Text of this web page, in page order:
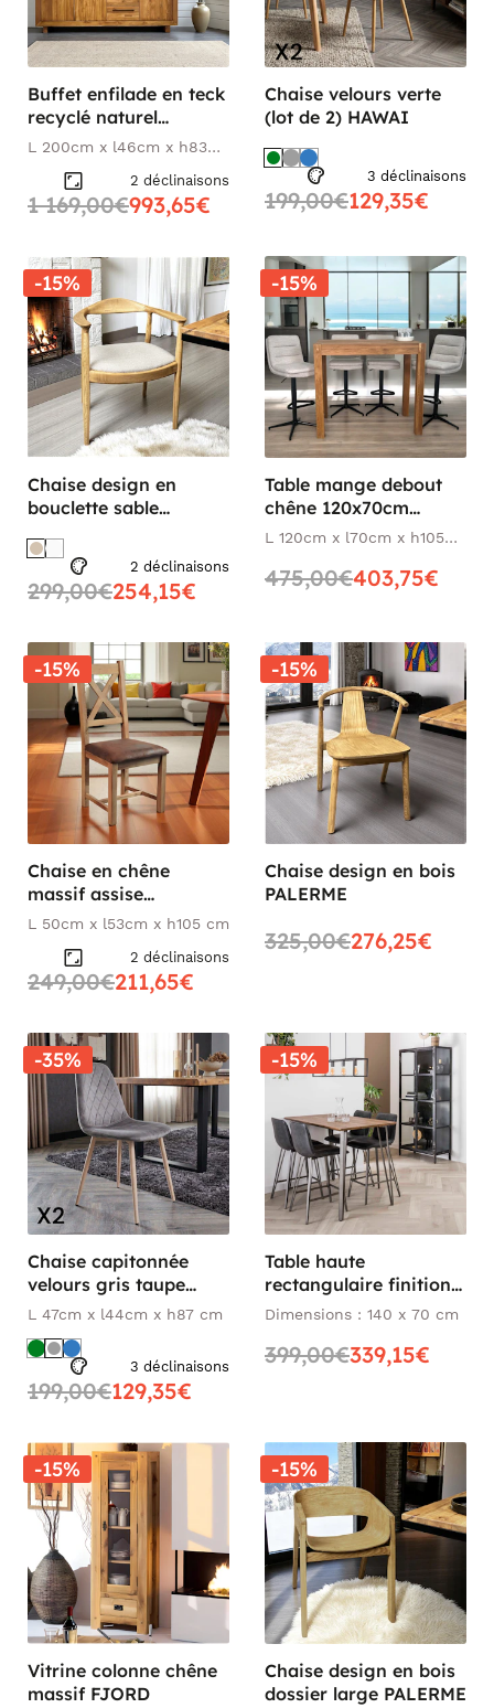
Buffet enfilade en teck
recyclé naturel
KERALA
L 200cm x l46cm x h83
2 déclinaisons
1 169,00€993,65€
Chaise velours verte
(lot de 2) HAWAI
3 déclinaisons
199,00€129,35€
-15%
Chaise design en
bouclette sable
2 déclinaisons
299,00€254,15€
-15%
Table mange debout
chêne 120x70cm
FJORD
L 120cm x l70cm x h105
475,00€403,75€
-15%
Chaise en chêne
massif assise
microfibre FJORD
L 50cm x l53cm x h105 cm
2 déclinaisons
249,00€211,65€
-15%
Chaise design en bois
PALERME
325,00€276,25€
-35%
Chaise capitonnée
velours gris taupe
HAWAI (lot de 2)
L 47cm x l44cm x h87 cm
3 déclinaisons
199,00€129,35€
-15%
Table haute
rectangulaire finition
brun HELSINKI
Dimensions : 140 x 70 cm
399,00€339,15€
-15%
Vitrine colonne chêne
massif FJORD
-15%
Chaise design en bois
dossier large PALERME